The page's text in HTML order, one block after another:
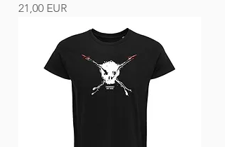
Ár
21,00 EUR